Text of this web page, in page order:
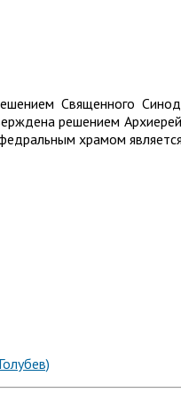
Священного
решением
храмом